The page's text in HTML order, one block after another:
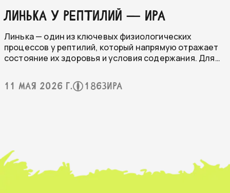
ЛИНЬКА У РЕПТИЛИЙ — ИРА
Линька — один из ключевых физиологических
процессов у рептилий, который напрямую отражает
состояние их здоровья и условия содержания. Для
индикатор: по тому, как именно проходит линька,
можно понять, всё ли в порядке с влажностью,
11 мая 2026 г. 1863Ира